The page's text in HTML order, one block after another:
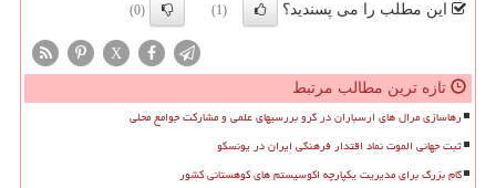
این مطلب را می پسندید؟ (1)
(0)
X
تازه ترین مطالب مرتبط
رهاسازی مرال های ارسباران در گرو بررسیهای علمی و مشارکت جوامع محلی
ثبت جهانی الموت نماد اقتدار فرهنگی ایران در یونسکو
گام بزرگ برای مدیریت یکپارچه اکوسیستم های کوهستانی کشور